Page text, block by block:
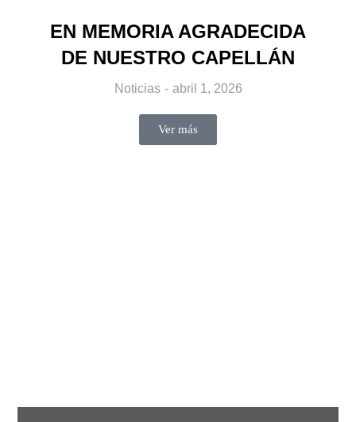
EN MEMORIA AGRADECIDA
DE NUESTRO CAPELLÁN
Noticias abril 1, 2026
Ver más